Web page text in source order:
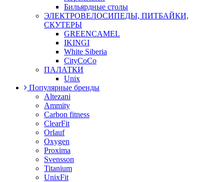
Бильярдные столы
ЭЛЕКТРОВЕЛОСИПЕДЫ, ПИТБАЙКИ,
СКУТЕРЫ
GREENCAMEL
IKINGI
White Siberia
CityCoCo
ПАЛАТКИ
Unix
Популярные бренды
Altezani
Ammity
Carbon fitness
ClearFit
Orlauf
Oxygen
Proxima
Svensson
Titanium
UnixFit